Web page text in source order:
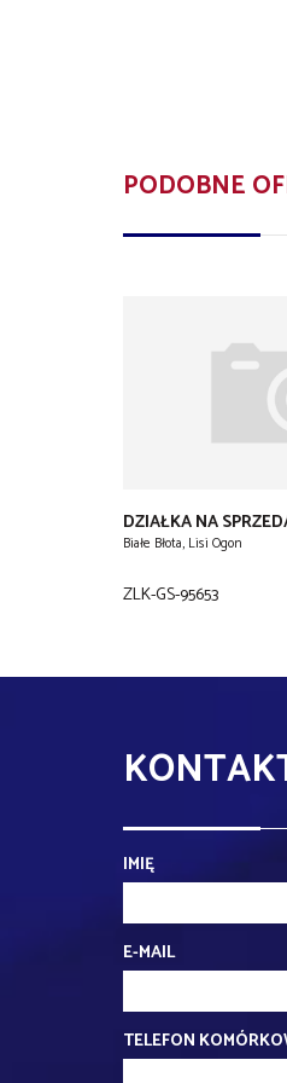
PODOBNE
DZIAŁKA NA
Białe Błota, Lisi Ogon
ZLK-GS-95653
IMIĘ
E-MAIL
TELEFON